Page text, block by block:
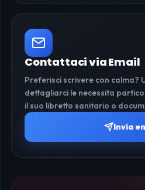
Contattaci via Email
Preferisci scrivere con calma?
dettagliarci le necessita
il suo libretto sanitario o
Invia